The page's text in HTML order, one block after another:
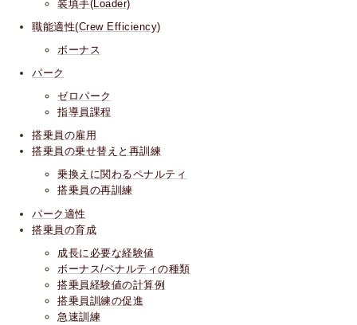
装填手(Loader)
職能適性(Crew Efficiency)
ボーナス
パーク
ゼロパーク
指導員課程
搭乗員の雇用
搭乗員の乗せ替えと再訓練
乗換えに関わるペナルティ
搭乗員の再訓練
パーク適性
搭乗員の育成
成長に必要な経験値
ボーナス/ペナルティの種類
搭乗員経験値の計算例
搭乗員訓練の促進
急速訓練